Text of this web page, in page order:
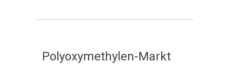
Polyoxymethylen-Markt